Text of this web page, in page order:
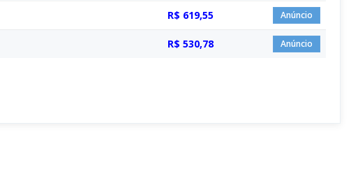
R$ 619,55 Anúncio
R$ 530,78 Anúncio